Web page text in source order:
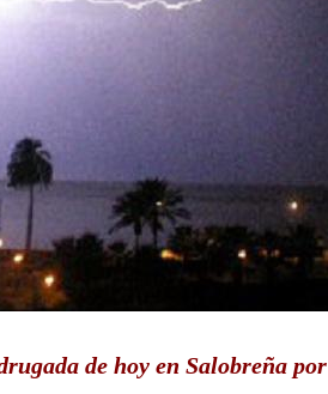
de hoy en Salobreña